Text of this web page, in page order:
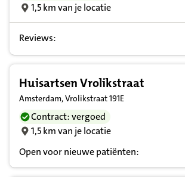
1,5 km van je locatie
Reviews:
Huisartsen Vrolikstraat
Amsterdam, Vrolikstraat 191E
Contract: vergoed
1,5 km van je locatie
Open voor nieuwe patiënten: